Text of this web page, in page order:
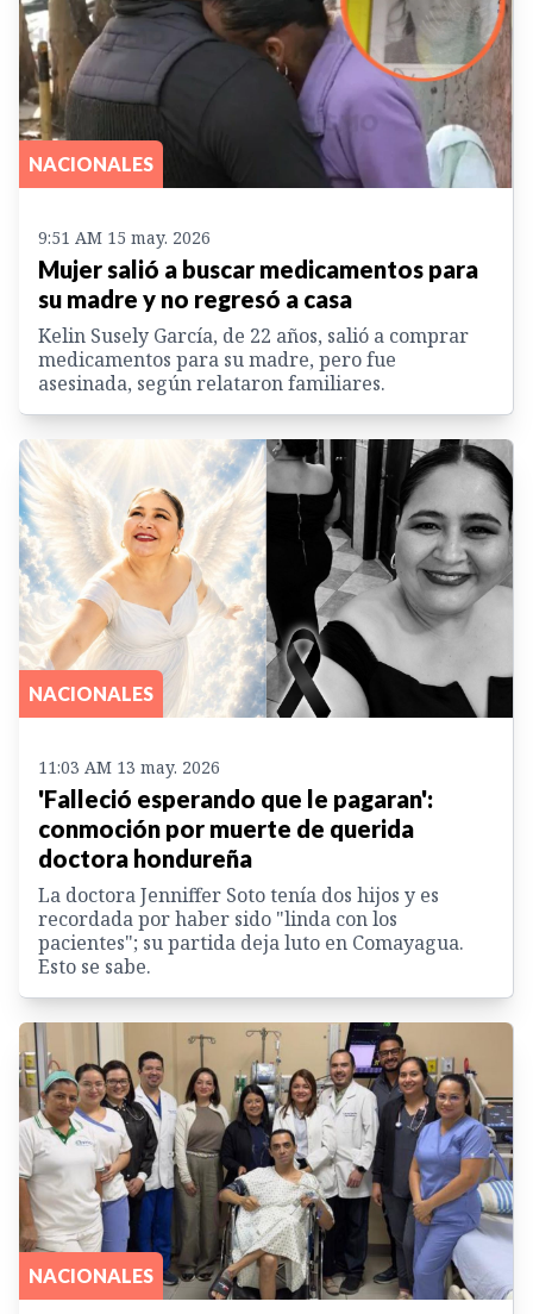
NACIONALES
9:51 AM 15 may. 2026
Mujer salió a buscar medicamentos para
su madre y no regresó a casa
Kelin Susely García, de 22 años, salió a comprar
medicamentos para su madre, pero fue
asesinada, según relataron familiares.
NACIONALES
11:03 AM 13 may. 2026
'Falleció esperando que le pagaran':
conmoción por muerte de querida
doctora hondureña
La doctora Jenniffer Soto tenía dos hijos y es
recordada por haber sido "linda con los
pacientes"; su partida deja luto en Comayagua.
Esto se sabe.
NACIONALES